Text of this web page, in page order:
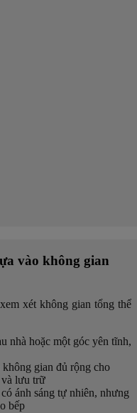
vào không gian
xét không gian tổng thể
nhà hoặc một góc yên tĩnh,
gian đủ rộng cho
và lưu trữ
ánh sáng tự nhiên, nhưng
bếp